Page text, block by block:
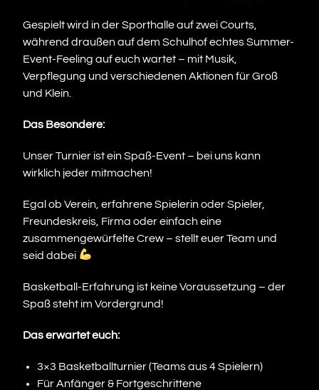
Gespielt wird in der Sporthalle auf zwei Courts,
während draußen auf dem Schulhof echtes Summer-
Event-Feeling auf euch wartet – mit Musik,
Verpflegung und verschiedenen Aktionen für Groß
und Klein.
Das Besondere:
Unser Turnier ist ein Spaß-Event – bei uns kann
wirklich jeder mitmachen!
Egal ob Verein, erfahrene Spielerin oder Spieler,
Freundeskreis, Firma oder einfach eine
zusammengewürfelte Crew – stellt euer Team und
seid dabei
Basketball-Erfahrung ist keine Voraussetzung – der
Spaß steht im Vordergrund!
Das erwartet euch:
3×3 Basketballturnier (Teams aus 4 Spielern)
Für Anfänger & Fortgeschrittene